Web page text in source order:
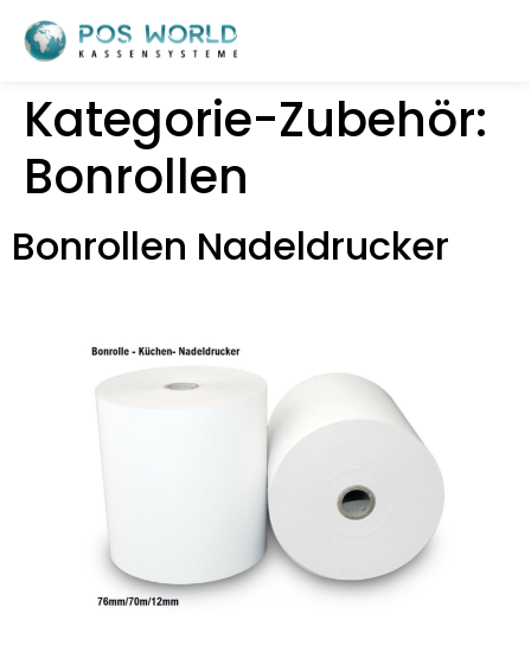
Kategorie-Zubehör:
Bonrollen
Bonrollen Nadeldrucker